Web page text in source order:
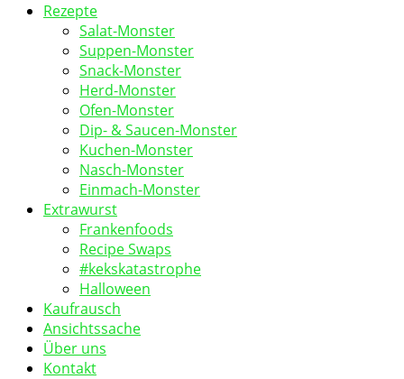
Rezepte
Salat-Monster
Suppen-Monster
Snack-Monster
Herd-Monster
Ofen-Monster
Dip- & Saucen-Monster
Kuchen-Monster
Nasch-Monster
Einmach-Monster
Extrawurst
Frankenfoods
Recipe Swaps
#kekskatastrophe
Halloween
Kaufrausch
Ansichtssache
Über uns
Kontakt